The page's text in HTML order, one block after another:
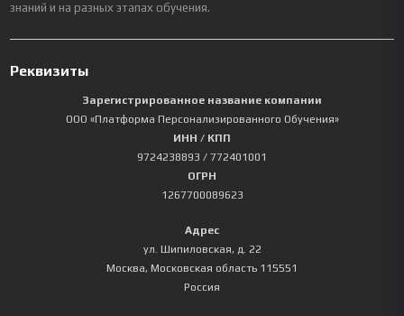
знаний и на разных этапах обучения.
Реквизиты
Зарегистрированное название компании
ООО «Платформа Персонализированного Обучения»
ИНН / КПП
9724238893 / 772401001
ОГРН
1267700089623
Адрес
ул. Шипиловская, д. 22
Москва, Московская область 115551
Россия